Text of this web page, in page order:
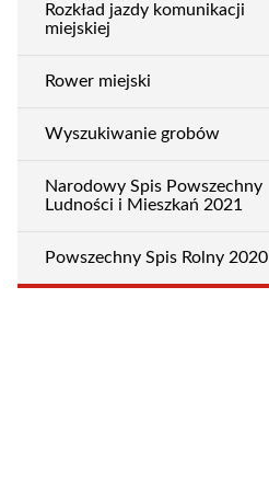
Rozkład jazdy komunikacji
miejskiej
Rower miejski
Wyszukiwanie grobów
Narodowy Spis Powszechny
Ludności i Mieszkań 2021
Powszechny Spis Rolny 2020